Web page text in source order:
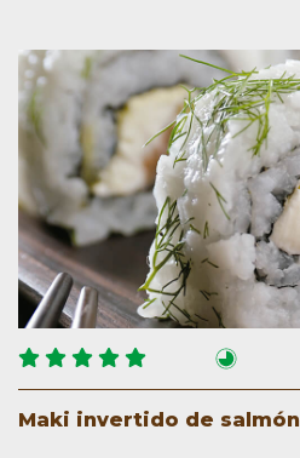
Maki invertido de salmón